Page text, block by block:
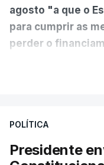
agosto "a que o
para cumprir as
perder o
sistema mais
"Sempre que seja
POLÍTICA
Presidente